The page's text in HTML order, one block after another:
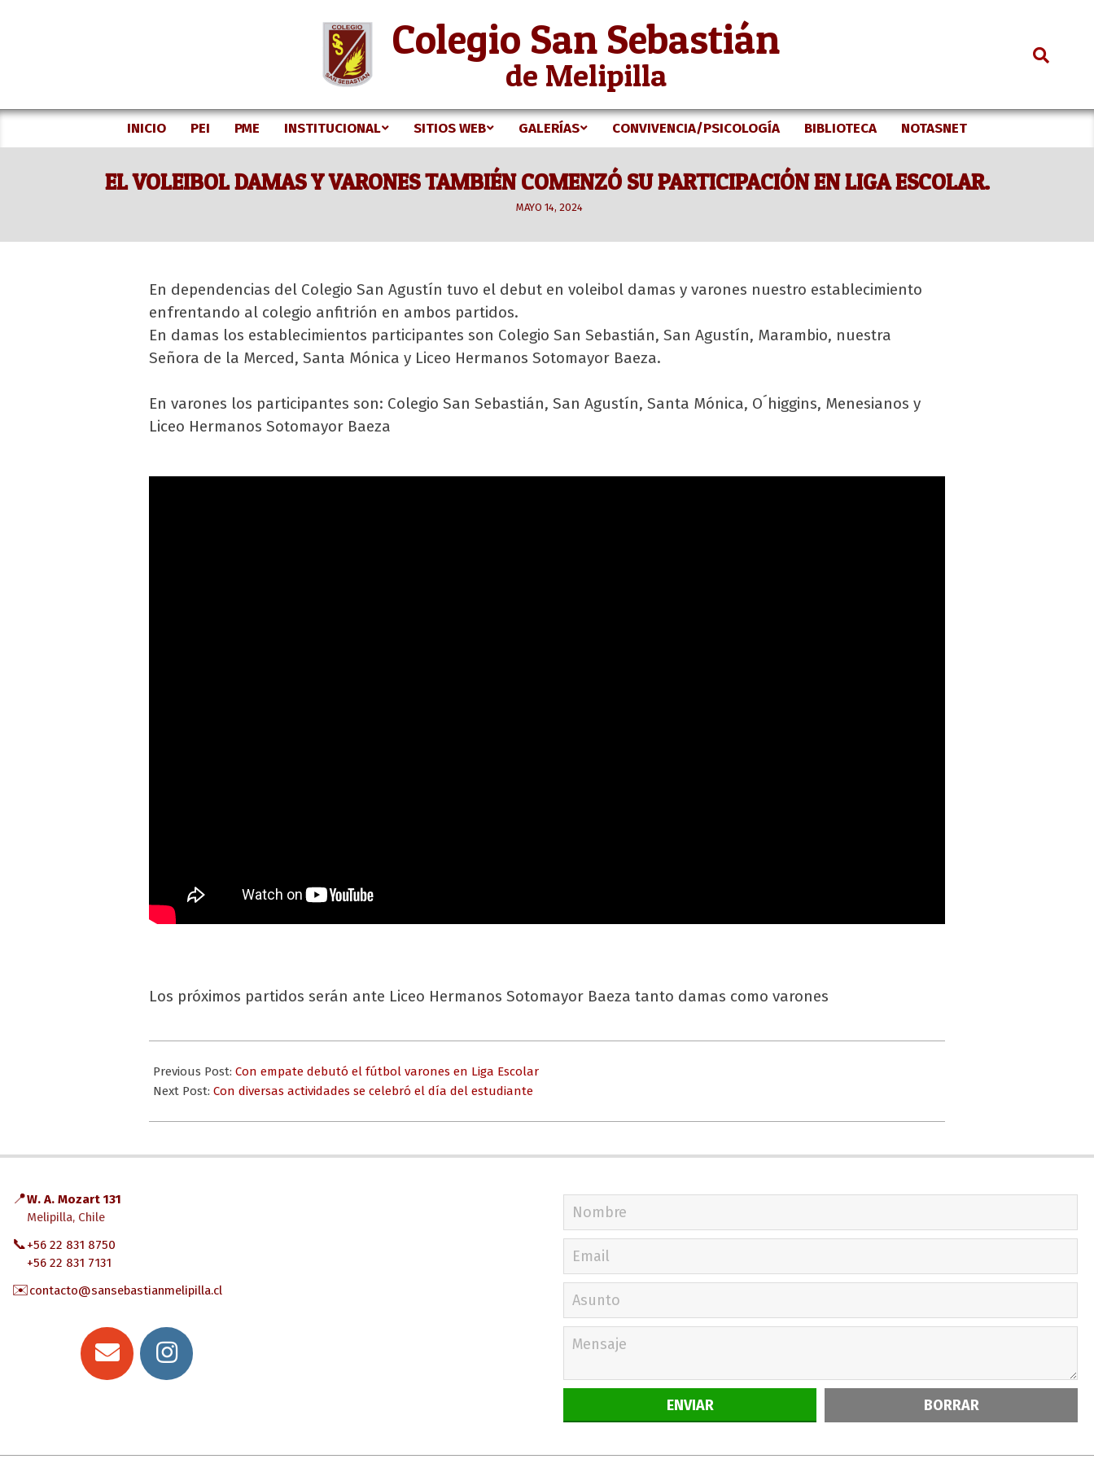
Colegio San Sebastián
de Melipilla
Secondary
Menu
INICIO PEI PME INSTITUCIONAL SITIOS WEB GALERÍAS CONVIVENCIA/PSICOLOGÍA BIBLIOTECA NOTASNET
EL VOLEIBOL DAMAS Y VARONES TAMBIÉN COMENZÓ SU PARTICIPACIÓN EN LIGA ESCOLAR.
MAYO 14, 2024
En dependencias del Colegio San Agustín tuvo el debut en voleibol damas y varones nuestro establecimiento
enfrentando al colegio anfitrión en ambos partidos.
En damas los establecimientos participantes son Colegio San Sebastián, San Agustín, Marambio, nuestra
Señora de la Merced, Santa Mónica y Liceo Hermanos Sotomayor Baeza.
En varones los participantes son: Colegio San Sebastián, San Agustín, Santa Mónica, O´higgins, Menesianos y
Liceo Hermanos Sotomayor Baeza
Los próximos partidos serán ante Liceo Hermanos Sotomayor Baeza tanto damas como varones
05-
14
Previous Post: Con empate debutó el fútbol varones en Liga Escolar
Next Post: Con diversas actividades se celebró el día del estudiante
📍W. A. Mozart 131
Melipilla, Chile
📞+56 22 831 8750
+56 22 831 7131
✉️contacto@sansebastianmelipilla.cl